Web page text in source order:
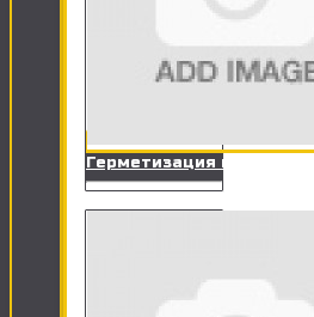
Герметизация ванны